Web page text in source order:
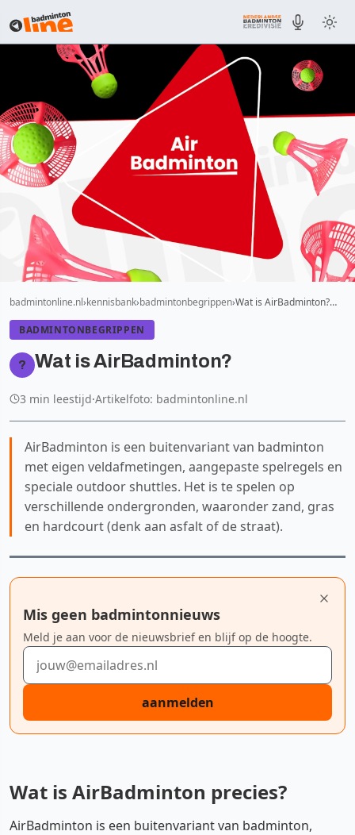
badmintonline.nl kennisbank badmintonbegrippen Wat is AirBadminton?…
BADMINTONBEGRIPPEN
? Wat is AirBadminton?
3 min leestijd·Artikelfoto: badmintonline.nl
AirBadminton is een buitenvariant van badminton
met eigen veldafmetingen, aangepaste spelregels en
speciale outdoor shuttles. Het is te spelen op
verschillende ondergronden, waaronder zand, gras
en hardcourt (denk aan asfalt of de straat).
Mis geen badmintonnieuws
Meld je aan voor de nieuwsbrief en blijf op de hoogte.
E-mailadres
aanmelden
Wat is AirBadminton precies?
AirBadminton is een buitenvariant van badminton,